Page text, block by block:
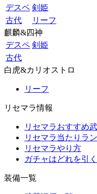
デスペ 剣姫
古代
リーフ
麒麟&四神
デスペ 剣姫
古代
白虎&カリオストロ
リーフ
リセマラ情報
リセマラおすすめ
リセマラ当たりラ
リセマラやり方
ガチャはどれを引
装備一覧